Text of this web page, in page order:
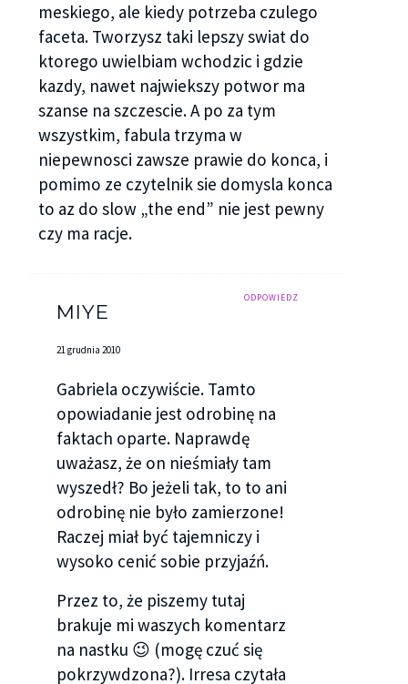
meskiego, ale kiedy potrzeba czulego
faceta. Tworzysz taki lepszy swiat do
ktorego uwielbiam wchodzic i gdzie
kazdy, nawet najwiekszy potwor ma
szanse na szczescie. A po za tym
wszystkim, fabula trzyma w
niepewnosci zawsze prawie do konca, i
pomimo ze czytelnik sie domysla konca
to az do slow „the end” nie jest pewny
czy ma racje.
ODPOWIEDZ
MIYE
21 grudnia 2010
Gabriela oczywiście. Tamto
opowiadanie jest odrobinę na
faktach oparte. Naprawdę
uważasz, że on nieśmiały tam
wyszedł? Bo jeżeli tak, to to ani
odrobinę nie było zamierzone!
Raczej miał być tajemniczy i
wysoko cenić sobie przyjaźń.
Przez to, że piszemy tutaj
brakuje mi waszych komentarz
na nastku 😉 (mogę czuć się
pokrzywdzona?). Irresa czytała